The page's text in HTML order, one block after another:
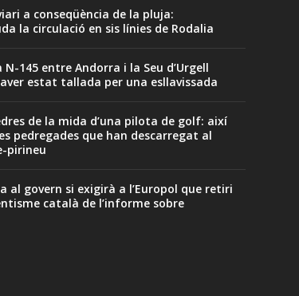
a conseqüència de la pluja:
la circulació en sis línies de Rodalia
N-145 entre Andorra i la Seu d’Urgell
estat tallada per una esllavissada
de la mida d’una pilota de golf: així
pedregades que han descarregat al
pirineu
al govern si exigirà a l’Europol que retiri
català de l’informe sobre